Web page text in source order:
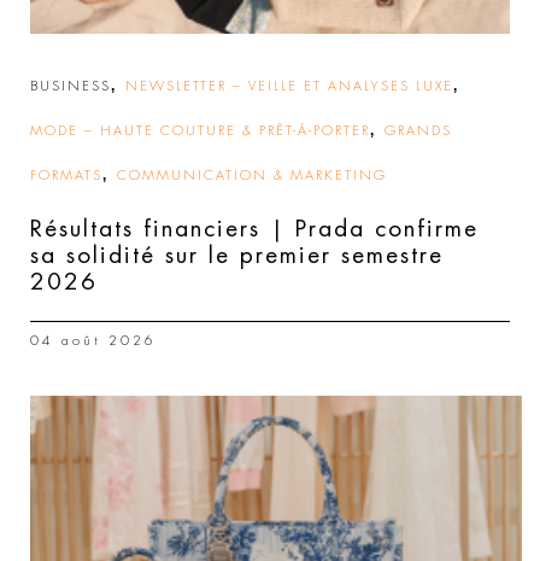
BUSINESS, NEWSLETTER – VEILLE ET ANALYSES LUXE ,
MODE – HAUTE COUTURE & PRÊT-À-PORTER, GRANDS
FORMATS, COMMUNICATION & MARKETING
Résultats financiers | Prada confirme
sa solidité sur le premier semestre
2026
04 août 2026